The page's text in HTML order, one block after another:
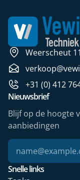
Weerscheut
+31 (0) 412
Snelle links
Nieuwsbrief
Blijf op de hoogte
aanbiedingen